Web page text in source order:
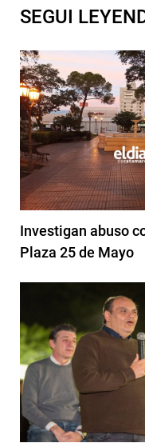
SEGUI
Investigan abuso
Plaza 25 de Mayo